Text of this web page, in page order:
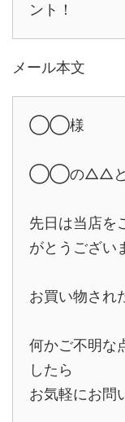
ント！
メール本文
◯◯様
◯◯の△△と
先日は当店を
がとうござい
お買い物され
何かご不明な
したら
お気軽にお問